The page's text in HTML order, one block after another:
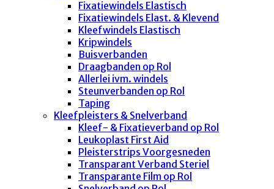
Fixatiewindels Elastisch
Fixatiewindels Elast. & Klevend
Kleefwindels Elastisch
Kripwindels
Buisverbanden
Draagbanden op Rol
Allerlei ivm. windels
Steunverbanden op Rol
Taping
Kleefpleisters & Snelverband
Kleef- & Fixatieverband op Rol
Leukoplast First Aid
Pleisterstrips Voorgesneden
Transparant Verband Steriel
Transparante Film op Rol